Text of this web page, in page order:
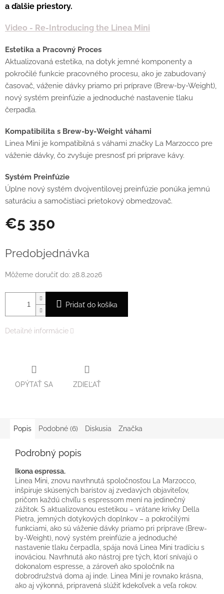
€5 350
cena:
Predobjednávka
Môžeme doručiť do: 28.8.2026
Pridať do košíka
a ďalšie priestory.
Video - Re-Introducing the Linea Mini
Estetika a Pracovný Proces
Aktualizovaná estetika, na dotyk jemné komponenty a
pokročilé funkcie pracovného procesu, ako je zabudovaný
časovač, váženie dávky priamo pri príprave (Brew-by-Weight),
nový systém preinfúzie a jednoduché nastavenie tlaku
čerpadla.
Kompatibilita s Brew-by-Weight váhami
Linea Mini je kompatibilná s váhami značky La Marzocco pre
váženie dávky, čo zvyšuje presnosť pri príprave kávy.
Systém Preinfúzie
Úplne nový systém dvojventilovej preinfúzie ponúka jemnú
saturáciu a samočistiaci prietokový obmedzovač.
Detailné informácie
OPÝTAŤ SA ZDIEĽAŤ
Popis Podobné (6) Diskusia Značka
Podrobný popis
Ikona espressa.
Linea Mini, znovu navrhnutá spoločnosťou La Marzocco,
inšpiruje skúsených baristov aj zvedavých objaviteľov,
pričom každú chvíľu s espressom mení na jedinečný
zážitok. S aktualizovanou estetikou – vrátane krivky Della
Pietra, jemných dotykových doplnkov – a pokročilými
funkciami, ako sú váženie dávky priamo pri príprave (Brew-
by-Weight), nový systém preinfúzie a jednoduché
nastavenie tlaku čerpadla, spája nová Linea Mini tradíciu s
inováciou. Navrhnutá ako nástroj pre tých, ktorí snívajú o
dokonalom espresse, a zároveň ako spoločník na
dobrodružstvá doma aj inde. Linea Mini je rovnako krásna,
ako aj výkonná, pripravená slúžiť kdekoľvek a veľa rokov.